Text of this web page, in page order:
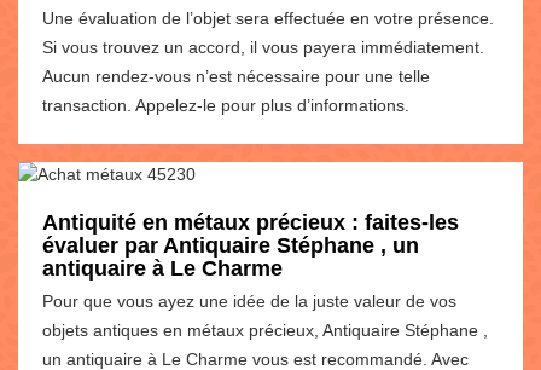
Une évaluation de l’objet sera effectuée en votre présence.
Si vous trouvez un accord, il vous payera immédiatement.
Aucun rendez-vous n’est nécessaire pour une telle
transaction. Appelez-le pour plus d’informations.
Antiquité en métaux précieux : faites-les
évaluer par Antiquaire Stéphane , un
antiquaire à Le Charme
Pour que vous ayez une idée de la juste valeur de vos
objets antiques en métaux précieux, Antiquaire Stéphane ,
un antiquaire à Le Charme vous est recommandé. Avec